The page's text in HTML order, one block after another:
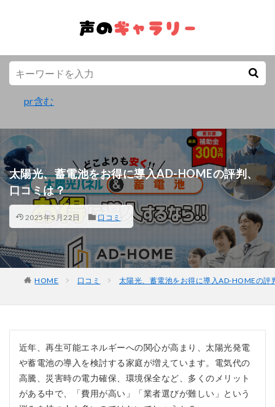
pr含む
太陽光、蓄電池をお得に導入AD-HOMEの評判、
口コミは？
2025年5月22日 口コミ
HOME 口コミ 太陽光、蓄電池をお得に導入AD-HOMEの評
近年、再生可能エネルギーへの関心が高まり、太陽光発電
や蓄電池の導入を検討する家庭が増えています。電気代の
高騰、災害時の電力確保、環境保全など、多くのメリット
がある中で、「費用が高い」「業者選びが難しい」という